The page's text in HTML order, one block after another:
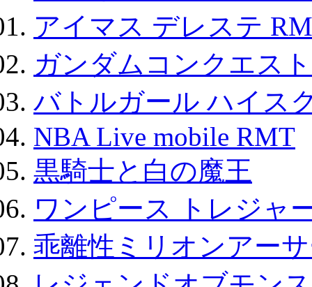
アイマス デレステ
ガンダムコンクエスト
バトルガール ハイス
NBA Live mobile RMT
黒騎士と白の魔王
ワンピース トレジャ
乖離性ミリオンアー